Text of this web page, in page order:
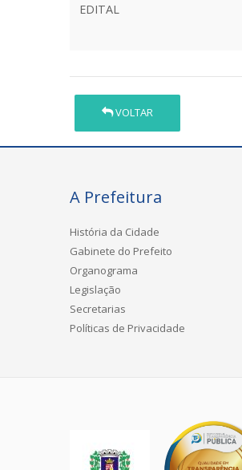
EDITAL
VOLTAR
A Prefeitura
História da Cidade
Gabinete do Prefeito
Organograma
Legislação
Secretarias
Políticas de Privacidade